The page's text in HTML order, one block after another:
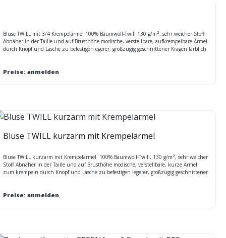
Bluse TWILL mit 3/4 Krempelärmel 100% Baumwoll-Twill 130 g/m², sehr weicher Stoff
Abnäher in der Taille und auf Brusthöhe modische, verstellbare, aufkrempelbare Ärmel
durch Knopf und Lasche zu befestigen egerer, großzügig geschnittener Kragen farblich
2XL
Preise: anmelden
Bluse TWILL kurzarm mit Krempelärmel
Bluse TWILL kurzarm mit Krempelärmel 100% Baumwoll-Twill, 130 g/m², sehr weicher
Stoff Abnäher in der Taille und auf Brusthöhe modische, verstellbare, kurze Ärmel
zum krempeln durch Knopf und Lasche zu befestigen legerer, großzügig geschnittener
Preise: anmelden